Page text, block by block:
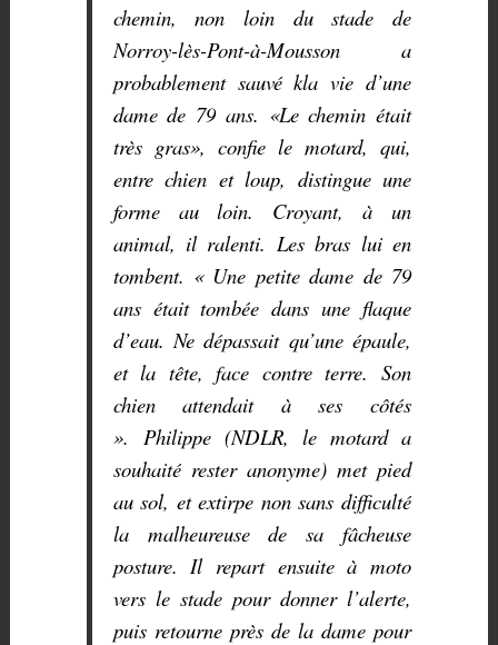
chemin, non loin du stade de
Norroy-lès-Pont-à-Mousson a
probablement sauvé kla vie d’une
dame de 79 ans. «Le chemin était
très gras», confie le motard, qui,
entre chien et loup, distingue une
forme au loin. Croyant, à un
animal, il ralenti. Les bras lui en
tombent. « Une petite dame de 79
ans était tombée dans une flaque
d’eau. Ne dépassait qu’une épaule,
et la tête, face contre terre. Son
chien attendait à ses côtés
». Philippe (NDLR, le motard a
souhaité rester anonyme) met pied
au sol, et extirpe non sans difficulté
la malheureuse de sa fâcheuse
posture. Il repart ensuite à moto
vers le stade pour donner l’alerte,
puis retourne près de la dame pour